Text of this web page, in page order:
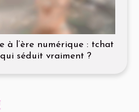
à l’ère numérique : tchat
séduit vraiment ?